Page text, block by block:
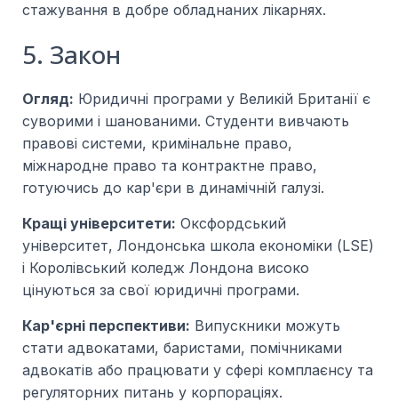
стажування в добре обладнаних лікарнях.
5. Закон
Огляд: Юридичні програми у Великій Британії є
суворими і шанованими. Студенти вивчають
правові системи, кримінальне право,
міжнародне право та контрактне право,
готуючись до кар'єри в динамічній галузі.
Кращі університети: Оксфордський
університет, Лондонська школа економіки (LSE)
і Королівський коледж Лондона високо
цінуються за свої юридичні програми.
Кар'єрні перспективи: Випускники можуть
стати адвокатами, баристами, помічниками
адвокатів або працювати у сфері комплаєнсу та
регуляторних питань у корпораціях.